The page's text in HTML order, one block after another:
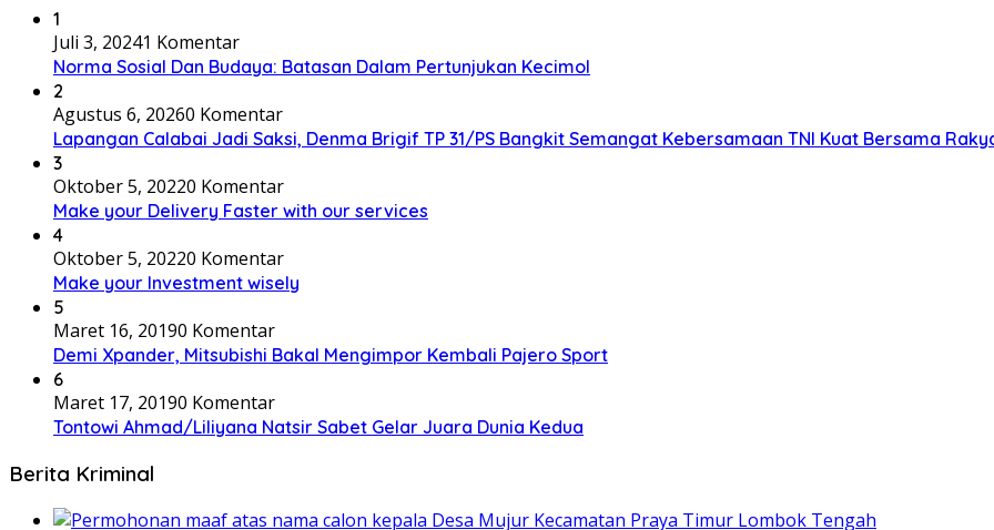
1
Juli 3, 20241 Komentar
Norma Sosial Dan Budaya: Batasan Dalam Pertunjukan Kecimol
2
Agustus 6, 20260 Komentar
Lapangan Calabai Jadi Saksi, Denma Brigif TP 31/PS Bangkit Semangat Kebersamaan TNI Kuat Bersama
3
Oktober 5, 20220 Komentar
Make your Delivery Faster with our services
4
Oktober 5, 20220 Komentar
Make your Investment wisely
5
Maret 16, 20190 Komentar
Demi Xpander, Mitsubishi Bakal Mengimpor Kembali Pajero Sport
6
Maret 17, 20190 Komentar
Tontowi Ahmad/Liliyana Natsir Sabet Gelar Juara Dunia Kedua
Berita Kriminal